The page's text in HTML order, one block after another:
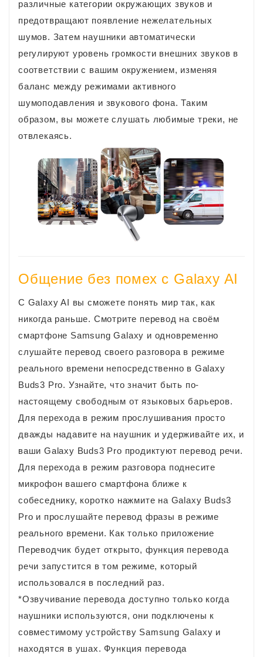
различные категории окружающих звуков и
предотвращают появление нежелательных
шумов. Затем наушники автоматически
регулируют уровень громкости внешних звуков в
соответствии с вашим окружением, изменяя
баланс между режимами активного
шумоподавления и звукового фона. Таким
образом, вы можете слушать любимые треки, не
отвлекаясь.
Общение без помех с Galaxy AI
С Galaxy AI вы сможете понять мир так, как
никогда раньше. Смотрите перевод на своём
смартфоне Samsung Galaxy и одновременно
слушайте перевод своего разговора в режиме
реального времени непосредственно в Galaxy
Buds3 Pro. Узнайте, что значит быть по-
настоящему свободным от языковых барьеров.
Для перехода в режим прослушивания просто
дважды надавите на наушник и удерживайте их, и
ваши Galaxy Buds3 Pro продиктуют перевод речи.
Для перехода в режим разговора поднесите
микрофон вашего смартфона ближе к
собеседнику, коротко нажмите на Galaxy Buds3
Pro и прослушайте перевод фразы в режиме
реального времени. Как только приложение
Переводчик будет открыто, функция перевода
речи запустится в том режиме, который
использовался в последний раз.
*Озвучивание перевода доступно только когда
наушники используются, они подключены к
совместимому устройству Samsung Galaxy и
находятся в ушах. Функция перевода